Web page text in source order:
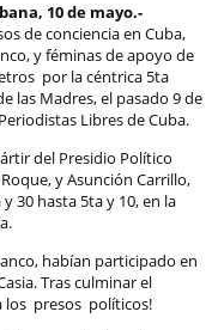
10 de mayo.-
de conciencia en Cuba,
y féminas de apoyo de
por la céntrica 5ta
las Madres, el pasado 9 de
Libres de Cuba.
del Presidio Político
y Asunción Carrillo,
30 hasta 5ta y 10, en la
habían participado en
Tras culminar el
los presos políticos!